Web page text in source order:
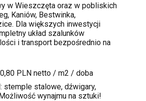
w Wieszczęta oraz w pobliskich
Kaniów, Bestwinka,
. Dla większych inwestycji
układ szalunków
i transport bezpośrednio na
PLN netto / m2 / doba
stemple stalowe, dźwigary,
wynajmu na sztuki!